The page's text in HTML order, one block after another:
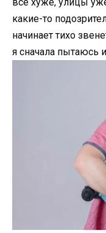
какие-то
начинает тихо
я сначала пытаюсь